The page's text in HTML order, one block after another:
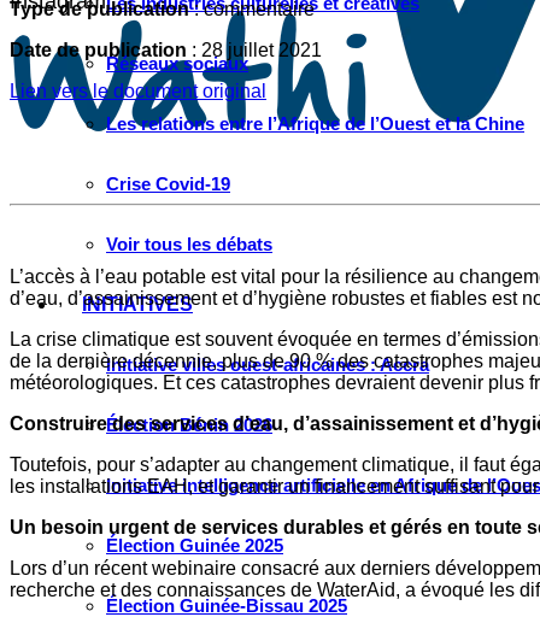
Réseaux sociaux
Les relations entre l’Afrique de l’Ouest et la Chine
Crise Covid-19
Voir tous les débats
INITIATIVES
Initiative villes ouest-africaines : Accra
Élection Bénin 2026
Initiative intelligence artificielle en Afrique de
Élection Guinée 2025
Élection Guinée-Bissau 2025
Type de publication: commentaire
Date de publication : 28 juillet 2021
Lien vers le document original
L’accès à l’eau potable est vital pour la résilience au
d’eau, d’assainissement et d’hygiène robustes et fiables est
La crise climatique est souvent évoquée en termes
de la dernière décennie, plus de 90 % des catastrophes
météorologiques. Et ces catastrophes devraient devenir plus
Construire des services d’eau, d’assainissement et
Toutefois, pour s’adapter au changement climatique, il faut
les installations EAH, et garantir un financement suffisant
Un besoin urgent de services durables et gérés en toute
Lors d’un récent webinaire consacré aux derniers
recherche et des connaissances de WaterAid, a évoqué les